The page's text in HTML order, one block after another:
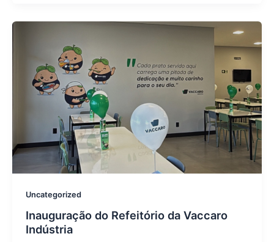
Uncategorized
Inauguração do Refeitório da Vaccaro
Indústria